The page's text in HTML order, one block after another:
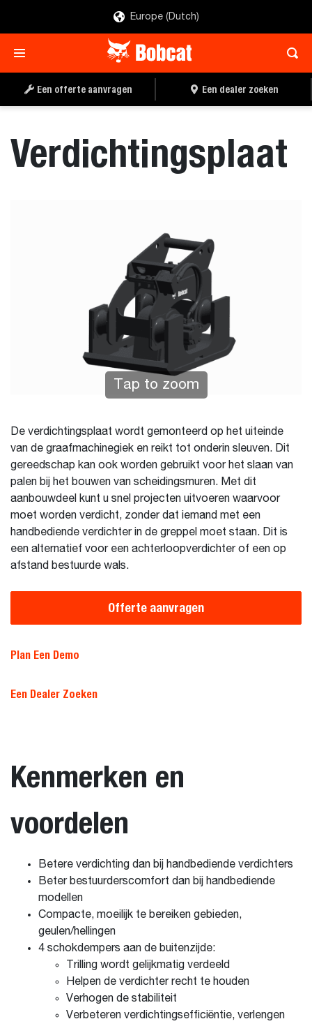
Europe (Dutch)
Een offerte aanvragen Een dealer zoeken
Verdichtingsplaat
Tap to zoom
De verdichtingsplaat wordt gemonteerd op het uiteinde
van de graafmachinegiek en reikt tot onderin sleuven. Dit
gereedschap kan ook worden gebruikt voor het slaan van
palen bij het bouwen van scheidingsmuren. Met dit
aanbouwdeel kunt u snel projecten uitvoeren waarvoor
moet worden verdicht, zonder dat iemand met een
handbediende verdichter in de greppel moet staan. Dit is
een alternatief voor een achterloopverdichter of een op
afstand bestuurde wals.
Offerte aanvragen
Plan Een Demo
Een Dealer Zoeken
Kenmerken en
voordelen
Betere verdichting dan bij handbediende verdichters
Beter bestuurderscomfort dan bij handbediende
modellen
Compacte, moeilijk te bereiken gebieden,
geulen/hellingen
4 schokdempers aan de buitenzijde:
Trilling wordt gelijkmatig verdeeld
Helpen de verdichter recht te houden
Verhogen de stabiliteit
Verbeteren verdichtingsefficiëntie, verlengen
OFFERTE AANVRAGEN EEN DEALER ZOEKEN